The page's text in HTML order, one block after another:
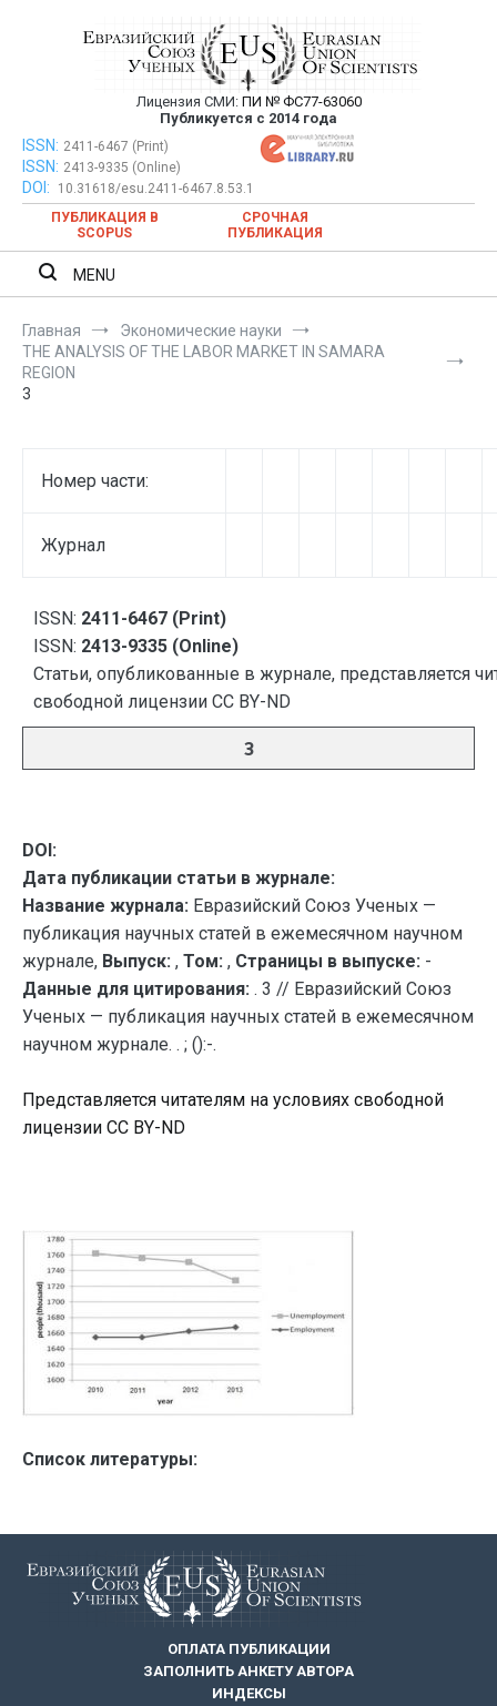
Евразийский Союз Ученых —
публикация научных статей в
ежемесячном научном журнале
Лицензия СМИ: ПИ № ФС77-63060
Публикуется с 2014 года
Евразийский Союз Ученых — публикация научных статей в
ежемесячном научном журнале
ISSN: 2411-6467 (Print)
ISSN: 2413-9335 (Online)
DOI:
10.31618/esu.2411-6467.8.53.1
ПУБЛИКАЦИЯ В
SCOPUS
СРОЧНАЯ
ПУБЛИКАЦИЯ
MENU
Главная
Экономические науки
THE ANALYSIS OF THE LABOR MARKET IN SAMARA
REGION
3
Номер части:
Журнал
ISSN: 2411-6467 (Print)
ISSN: 2413-9335 (Online)
Статьи, опубликованные в журнале, представляется
свободной лицензии CC BY-ND
3
DOI:
Дата публикации статьи в журнале:
Название журнала: Евразийский Союз Ученых —
публикация научных статей в ежемесячном научном
журнале, Выпуск: , Том: , Страницы в выпуске: -
Данные для цитирования: . 3 // Евразийский Союз
Ученых — публикация научных статей в ежемесячном
научном журнале. . ; ():-.
Представляется читателям на условиях свободной
лицензии CC BY-ND
Список литературы:
ОПЛАТА ПУБЛИКАЦИИ
ЗАПОЛНИТЬ АНКЕТУ АВТОРА
ИНДЕКСЫ